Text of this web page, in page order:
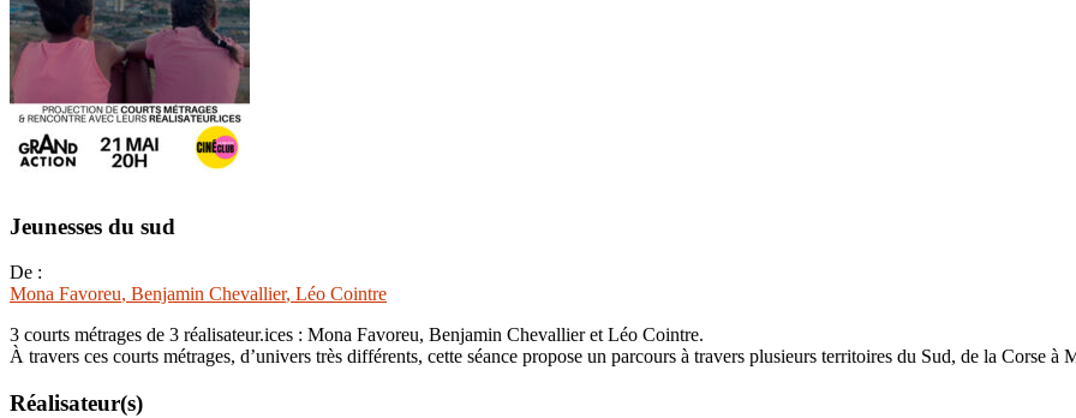
Jeunesses du sud
De :
Mona Favoreu, Benjamin Chevallier, Léo Cointre
3 courts métrages de 3 réalisateur.ices : Mona Favoreu, Benjamin Chevallier et Léo Cointre.
À travers ces courts métrages, d’univers très différents, cette séance propose un parcours à travers plusieurs territoires du Sud, de la Corse à
Réalisateur(s)